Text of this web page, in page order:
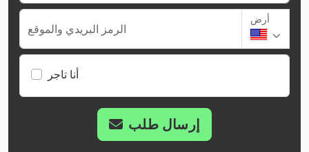
الرمز البريدي والموقع
أرض
أنا تاجر
إرسال طلب